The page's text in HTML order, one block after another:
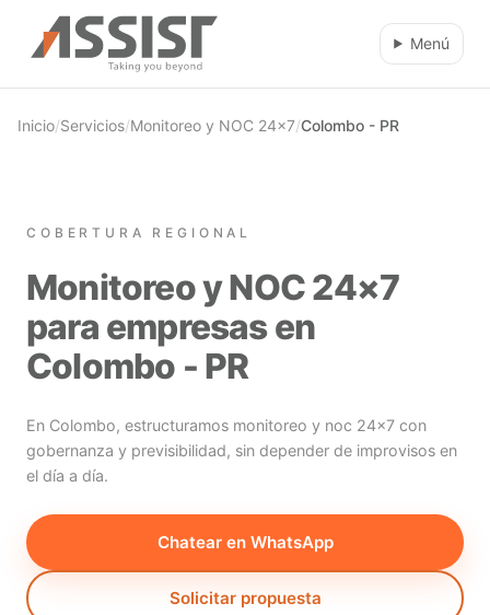
Ir al contenido principal
Menú
Inicio/Servicios/Monitoreo y NOC 24×7/Colombo - PR
COBERTURA REGIONAL
Monitoreo y NOC 24×7
para empresas en
Colombo - PR
En Colombo, estructuramos monitoreo y noc 24×7 con
gobernanza y previsibilidad, sin depender de improvisos en
el día a día.
Chatear en WhatsApp
Solicitar propuesta